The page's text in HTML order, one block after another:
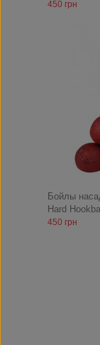
450 грн
Бойлы
Hard
450 грн